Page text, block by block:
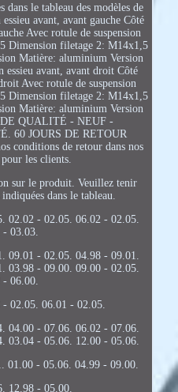
le tableau des modèles de
avant, avant gauche Côté
Avec rotule de suspension
Dimension filetage 2: M14x1,5
Matière: aluminium Version
essieu avant, avant droit Côté
Avec rotule de suspension
Dimension filetage 2: M14x1,5
Matière: aluminium Version
QUALITÉ - NEUF -
60 JOURS DE RETOUR
conditions de retour dans nos
les clients.
sur le produit. Veuillez tenir
dans le tableau.
02.02 - 02.05. 06.02 - 02.05.
- 03.03.
09.01 - 02.05. 04.98 - 09.01.
03.98 - 09.00. 09.00 - 02.05.
- 06.00.
02.05. 06.01 - 02.05.
04.00 - 07.06. 06.02 - 07.06.
03.04 - 05.06. 12.00 - 05.06.
01.00 - 05.06. 04.99 - 09.00.
12.98 - 05.00.